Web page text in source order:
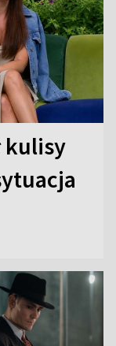
kulisy